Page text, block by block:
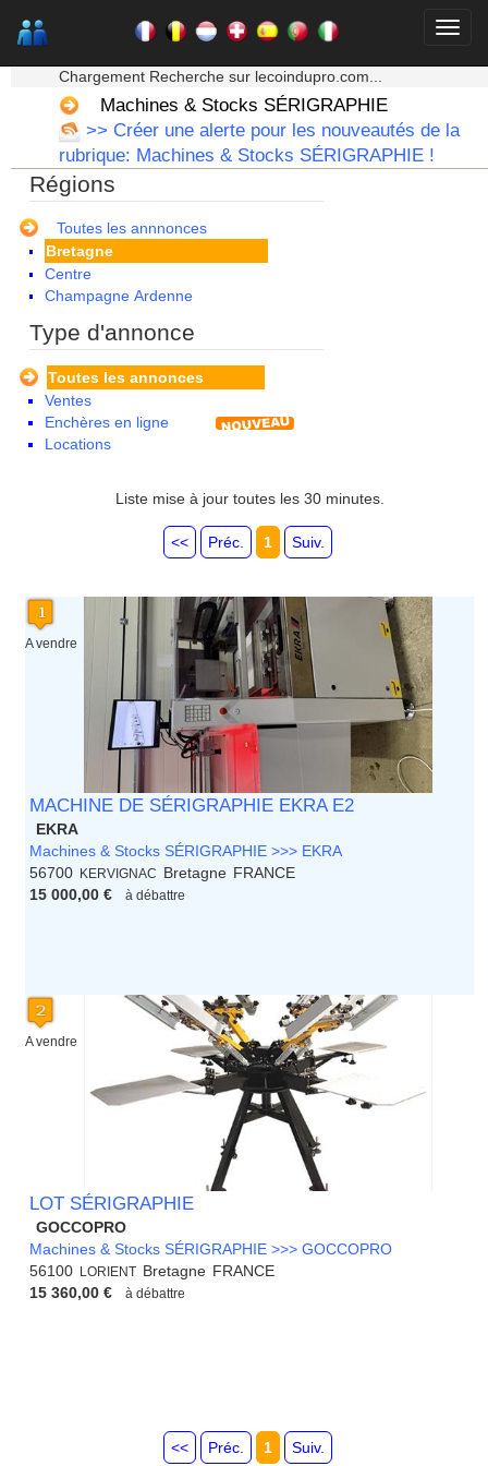
Chargement Recherche sur lecoindupro.com...
Machines & Stocks SÉRIGRAPHIE
>> Créer une alerte pour les nouveautés de la
rubrique: Machines & Stocks SÉRIGRAPHIE !
Régions
Toutes les annnonces
Alsace
Aquitaine
Auvergne
Basse Normandie
Bourgogne
Bretagne
Centre
Champagne Ardenne
Franche Comte - Suisse
Guadeloupe
Guyane
Haute Normandie
Ile de France
La Réunion
Portugal
Nord Pas de Calais - Belgique -
Pays Bas
Pays de la Loire
Poitou Charentes
Principauté de Monaco
Provence Alpes Cote d'Azur -
Rhone Alpes
Type d'annonce
Toutes les annonces
Ventes
Enchères en ligne
Locations
Liste mise à jour toutes les 30 minutes.
<< Préc. 1 Suiv.
A vendre
MACHINE DE SÉRIGRAPHIE EKRA E2
EKRA
Machines & Stocks SÉRIGRAPHIE >>> EKRA
56700
KERVIGNAC Bretagne FRANCE
15 000,00 €
à débattre
A vendre
LOT SÉRIGRAPHIE
GOCCOPRO
Machines & Stocks SÉRIGRAPHIE >>> GOCCOPRO
56100
LORIENT Bretagne FRANCE
15 360,00 €
à débattre
<< Préc. 1 Suiv.